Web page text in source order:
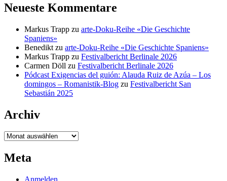
Neueste Kommentare
Markus Trapp zu arte-Doku-Reihe «Die Geschichte
Spaniens»
Benedikt zu arte-Doku-Reihe «Die Geschichte Spaniens»
Markus Trapp zu Festivalbericht Berlinale 2026
Carmen Döll zu Festivalbericht Berlinale 2026
Pódcast Exigencias del guión: Alauda Ruiz de Azúa – Los
domingos – Romanistik-Blog zu Festivalbericht San
Sebastián 2025
Archiv
Archiv
Meta